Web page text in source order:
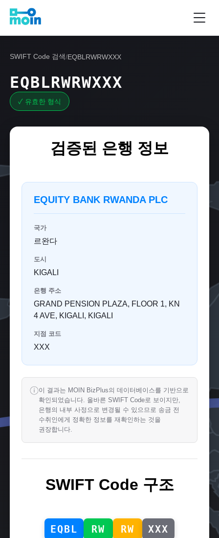
SWIFT Code 검색/EQBLRWRWXXX
EQBLRWRWXXX
✓ 유효한 형식
검증된 은행 정보
EQUITY BANK RWANDA PLC
국가
르완다
도시
KIGALI
은행 주소
GRAND PENSION PLAZA, FLOOR 1, KN
4 AVE, KIGALI, KIGALI
지점 코드
XXX
ⓘ이 결과는 MOIN BizPlus의 데이터베이스를 기반으로
확인되었습니다. 올바른 SWIFT Code로 보이지만,
은행의 내부 사정으로 변경될 수 있으므로 송금 전
수취인에게 정확한 정보를 재확인하는 것을
권장합니다.
SWIFT Code 구조
EQBL RW RW XXX